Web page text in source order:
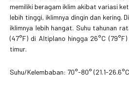
memiliki beragam iklim akibat variasi
lebih tinggi, iklimnya dingin dan kering.
iklimnya lebih hangat. Suhu tahunan
(47°F) di Altiplano hingga 26°C
timur.
Suhu/Kelembaban: 70°-80° (21.1-